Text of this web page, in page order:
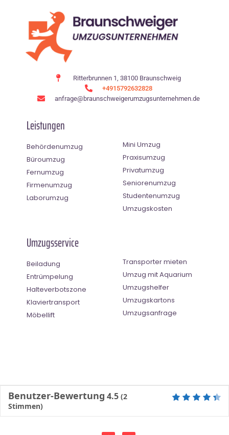
Ritterbrunnen 1, 38100 Braunschweig
+4915792632828
anfrage@braunschweigerumzugsunternehmen.de
Leistungen
Behördenumzug
Büroumzug
Fernumzug
Firmenumzug
Laborumzug
Mini Umzug
Praxisumzug
Privatumzug
Seniorenumzug
Studentenumzug
Umzugskosten
Umzugsservice
Beiladung
Entrümpelung
Halteverbotszone
Klaviertransport
Möbellift
Transporter mieten
Umzug mit Aquarium
Umzugshelfer
Umzugskartons
Umzugsanfrage
Benutzer-Bewertung 4.5 (2
Stimmen)